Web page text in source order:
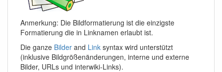
Anmerkung: Die Bildformatierung ist die einzigste
Formatierung die in Linknamen erlaubt ist.
Die ganze Bilder and Link syntax wird unterstützt
(inklusive Bildgrößenänderungen, interne und externe
Bilder, URLs und interwiki-Links).